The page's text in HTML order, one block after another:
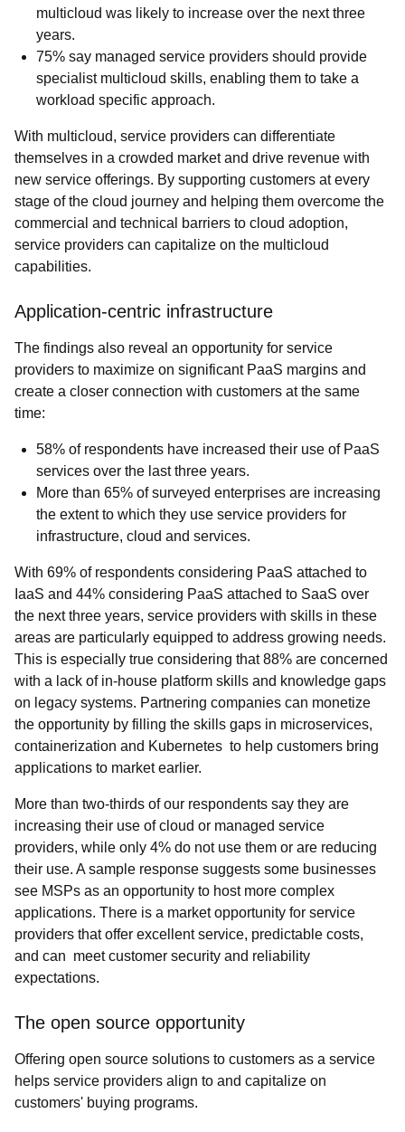
multicloud was likely to increase over the next three
years.
75% say managed service providers should provide
specialist multicloud skills, enabling them to take a
workload specific approach.
With multicloud, service providers can differentiate
themselves in a crowded market and drive revenue with
new service offerings. By supporting customers at every
stage of the cloud journey and helping them overcome the
commercial and technical barriers to cloud adoption,
service providers can capitalize on the multicloud
capabilities.
Application-centric infrastructure
The findings also reveal an opportunity for service
providers to maximize on significant PaaS margins and
create a closer connection with customers at the same
time:
58% of respondents have increased their use of PaaS
services over the last three years.
More than 65% of surveyed enterprises are increasing
the extent to which they use service providers for
infrastructure, cloud and services.
With 69% of respondents considering PaaS attached to
IaaS and 44% considering PaaS attached to SaaS over
the next three years, service providers with skills in these
areas are particularly equipped to address growing needs.
This is especially true considering that 88% are concerned
with a lack of in-house platform skills and knowledge gaps
on legacy systems. Partnering companies can monetize
the opportunity by filling the skills gaps in microservices,
containerization and Kubernetes to help customers bring
applications to market earlier.
More than two-thirds of our respondents say they are
increasing their use of cloud or managed service
providers, while only 4% do not use them or are reducing
their use. A sample response suggests some businesses
see MSPs as an opportunity to host more complex
applications. There is a market opportunity for service
providers that offer excellent service, predictable costs,
and can meet customer security and reliability
expectations.
The open source opportunity
Offering open source solutions to customers as a service
helps service providers align to and capitalize on
customers' buying programs.